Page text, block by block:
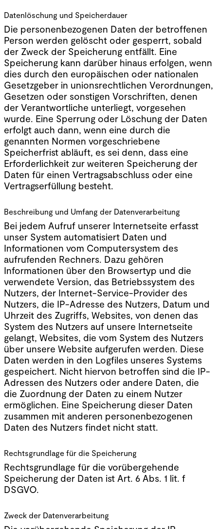
Datenlöschung und Speicherdauer
Die personenbezogenen Daten der betroffenen
Person werden gelöscht oder gesperrt, sobald
der Zweck der Speicherung entfällt. Eine
Speicherung kann darüber hinaus erfolgen, wenn
dies durch den europäischen oder nationalen
Gesetzgeber in unionsrechtlichen Verordnungen,
Gesetzen oder sonstigen Vorschriften, denen
der Verantwortliche unterliegt, vorgesehen
wurde. Eine Sperrung oder Löschung der Daten
erfolgt auch dann, wenn eine durch die
genannten Normen vorgeschriebene
Speicherfrist abläuft, es sei denn, dass eine
Erforderlichkeit zur weiteren Speicherung der
Daten für einen Vertragsabschluss oder eine
Vertragserfüllung besteht.
Beschreibung und Umfang der Datenverarbeitung
Bei jedem Aufruf unserer Internetseite erfasst
unser System automatisiert Daten und
Informationen vom Computersystem des
aufrufenden Rechners. Dazu gehören
Informationen über den Browsertyp und die
verwendete Version, das Betriebssystem des
Nutzers, der Internet-Service-Provider des
Nutzers, die IP-Adresse des Nutzers, Datum und
Uhrzeit des Zugriffs, Websites, von denen das
System des Nutzers auf unsere Internetseite
gelangt, Websites, die vom System des Nutzers
über unsere Website aufgerufen werden. Diese
Daten werden in den Logfiles unseres Systems
gespeichert. Nicht hiervon betroffen sind die IP-
Adressen des Nutzers oder andere Daten, die
die Zuordnung der Daten zu einem Nutzer
ermöglichen. Eine Speicherung dieser Daten
zusammen mit anderen personenbezogenen
Daten des Nutzers findet nicht statt.
Rechtsgrundlage für die Speicherung
Rechtsgrundlage für die vorübergehende
Speicherung der Daten ist Art. 6 Abs. 1 lit. f
DSGVO.
Zweck der Datenverarbeitung